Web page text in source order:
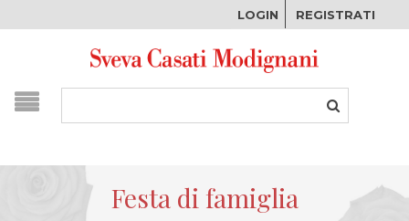
LOGIN REGISTRATI
Festa di famiglia